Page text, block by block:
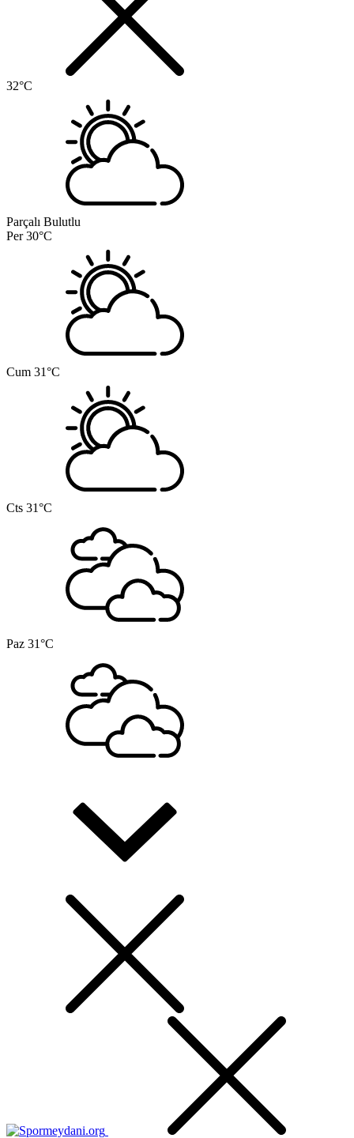
32°C
Parçalı Bulutlu
Per 30°C
Cum 31°C
Cts 31°C
Paz 31°C